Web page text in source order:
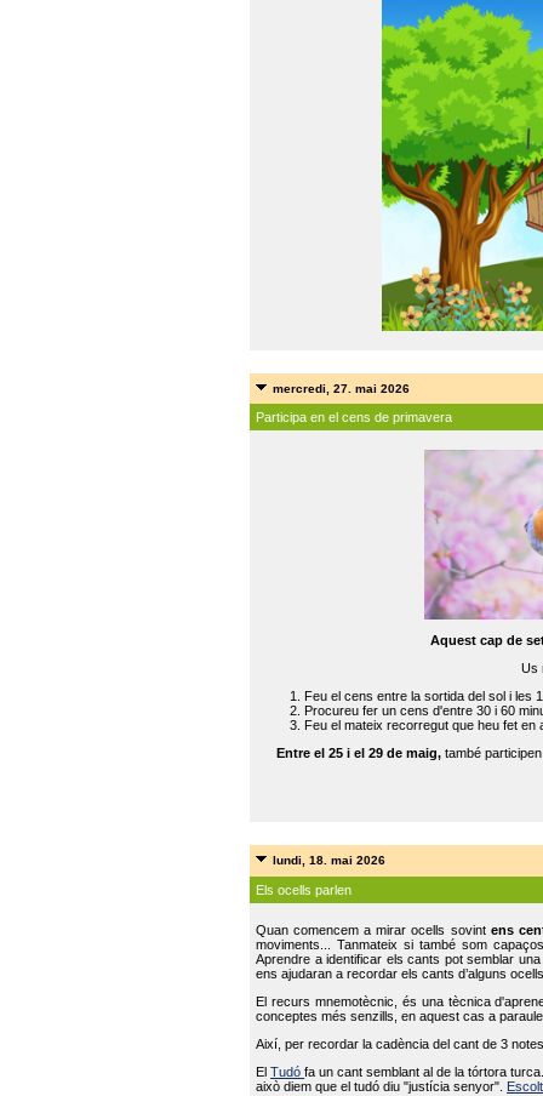
mercredi, 27. mai 2026
Participa en el cens de primavera
Aquest cap de
Us
Feu el cens entre la sortida del sol i les
Procureu fer un cens d'entre 30 i 60
Feu el mateix recorregut que heu fet en
Entre el 25 i el 29 de maig, també
lundi, 18. mai 2026
Els ocells parlen
Quan comencem a mirar ocells sovint ens
moviments... Tanmateix si també som
Aprendre a identificar els cants pot semblar
ens ajudaran a recordar els cants d’alguns
El recurs mnemotècnic, és una tècnica
conceptes més senzills, en aquest cas a
Així, per recordar la cadència del cant de 3
ElTudófa un cant semblant al de la tórtora
això diem que el tudó diu "justícia senyor".